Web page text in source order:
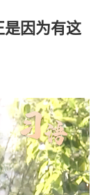
是因为有这